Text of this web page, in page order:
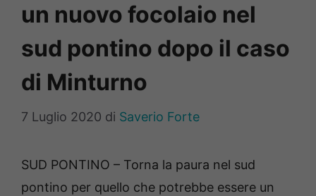
un nuovo focolaio nel
sud pontino dopo il caso
di Minturno
7 Luglio 2020 di Saverio Forte
SUD PONTINO – Torna la paura nel sud
pontino per quello che potrebbe essere un